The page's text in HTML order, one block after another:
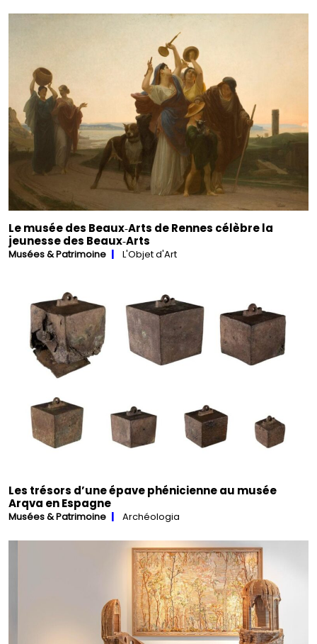
Le musée des Beaux‑Arts de Rennes célèbre la
jeunesse des Beaux‑Arts
Musées & Patrimoine L'Objet d'Art
Les trésors d’une épave phénicienne au musée
Arqva en Espagne
Musées & Patrimoine Archéologia